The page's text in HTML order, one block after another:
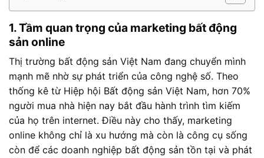
1. Tầm quan trọng của marketing bất động
sản online
Thị trường bất động sản Việt Nam đang chuyển mình
mạnh mẽ nhờ sự phát triển của công nghệ số. Theo
thống kê từ Hiệp hội Bất động sản Việt Nam, hơn 70%
người mua nhà hiện nay bắt đầu hành trình tìm kiếm
của họ trên internet. Điều này cho thấy, marketing
online không chỉ là xu hướng mà còn là công cụ sống
còn để các doanh nghiệp bất động sản tồn tại và phát